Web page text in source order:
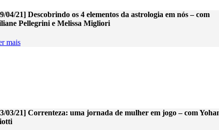
04/21] Descobrindo os 4 elementos da astrologia em nós – com
Pellegrini e Melissa Migliori
mais
03/21] Correnteza: uma jornada de mulher em jogo – com